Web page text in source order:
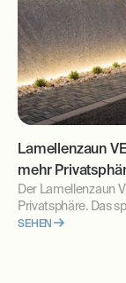
Lamellenzaun
mehr
Der Lamellenzaun
Privatsphäre. Das
Aluminiumprofil
SEHEN